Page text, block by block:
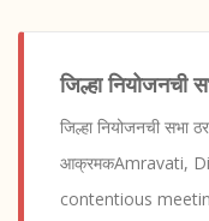
जिल्हा नियोजनची
जिल्हा नियोजनची सभा
आक्रमकAmravati,
contentious